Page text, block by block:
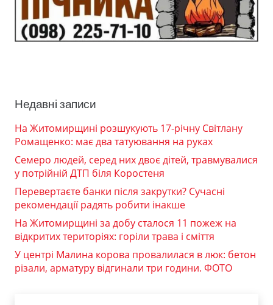
Недавні записи
На Житомирщині розшукують 17-річну Світлану
Ромащенко: має два татуювання на руках
Семеро людей, серед них двоє дітей, травмувалися
у потрійній ДТП біля Коростеня
Перевертаєте банки після закрутки? Сучасні
рекомендації радять робити інакше
На Житомирщині за добу сталося 11 пожеж на
відкритих територіях: горіли трава і сміття
У центрі Малина корова провалилася в люк: бетон
різали, арматуру відгинали три години. ФОТО